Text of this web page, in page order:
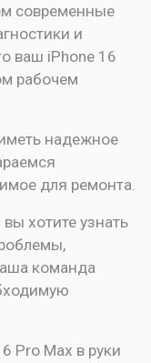
современные
и
ваш iPhone 16
рабочем
надежное
для ремонта.
хотите узнать
команда
Pro Max в руки